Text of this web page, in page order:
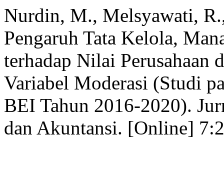
Nurdin, M., Melsyawati,
Pengaruh Tata Kelola,
terhadap Nilai Perusahaan
Variabel Moderasi (Studi
BEI Tahun 2016-2020).
dan Akuntansi. [Online] 7:2